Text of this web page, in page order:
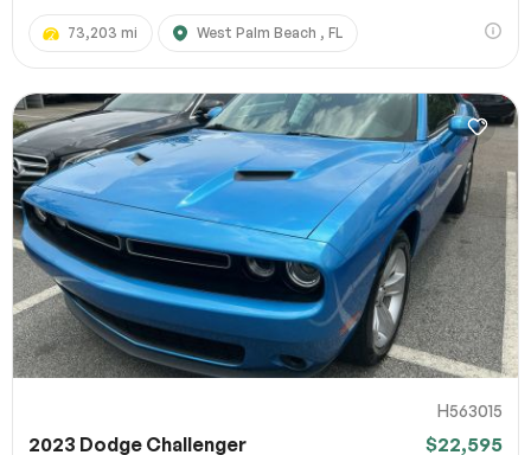
73,203 mi West Palm Beach , FL
H563015
2023 Dodge Challenger $22,595